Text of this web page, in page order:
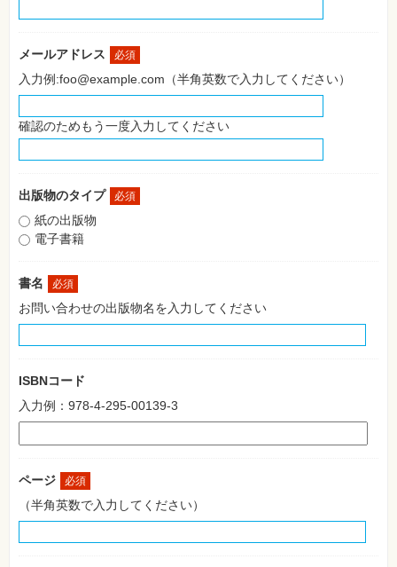
み
メ
ラ・
真
資
験
プ
ロ
グ
ミ
ン
ネ
ー
テ
ク
味・
素
集
メールアドレス 必須
入力例:foo@example.com（半角英数で入力してください）
確認のためもう一度入力してください
出版物のタイプ 必須
紙の出版物
電子書籍
書名 必須
お問い合わせの出版物名を入力してください
ISBNコード
入力例：978-4-295-00139-3
ページ 必須
（半角英数で入力してください）